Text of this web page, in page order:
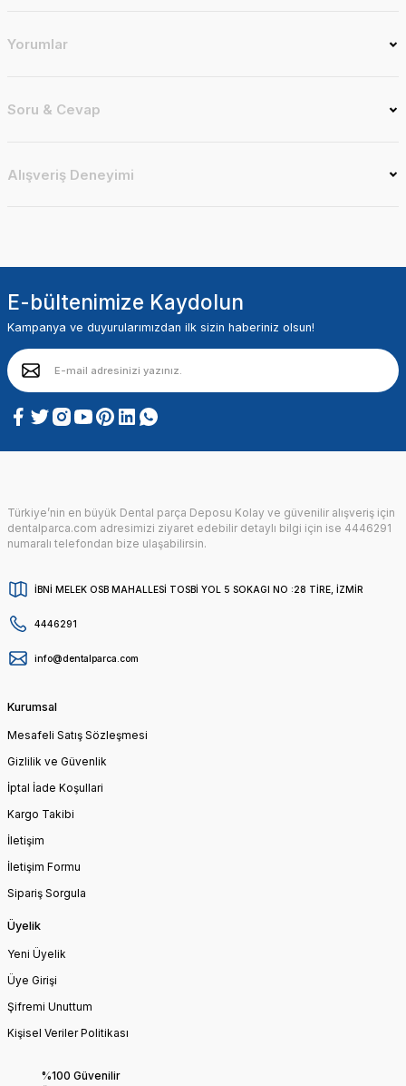
Yorumlar
Soru & Cevap
Alışveriş Deneyimi
E-bültenimize Kaydolun
Kampanya ve duyurularımızdan ilk sizin haberiniz olsun!
Türkiye’nin en büyük Dental parça Deposu Kolay ve güvenilir alışveriş için
dentalparca.com adresimizi ziyaret edebilir detaylı bilgi için ise 4446291
numaralı telefondan bize ulaşabilirsin.
İBNİ MELEK OSB MAHALLESİ TOSBİ YOL 5 SOKAGI NO :28 TİRE, İZMİR
4446291
info@dentalparca.com
Kurumsal
Mesafeli Satış Sözleşmesi
Gizlilik ve Güvenlik
İptal İade Koşullari
Kargo Takibi
İletişim
İletişim Formu
Sipariş Sorgula
Üyelik
Yeni Üyelik
Üye Girişi
Şifremi Unuttum
Kişisel Veriler Politikası
%100 Güvenilir